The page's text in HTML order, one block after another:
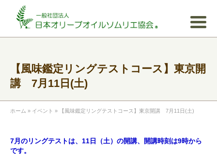
【風味鑑定リングテストコース】東京開
講 7月11日(土)
ホーム » イベント » 【風味鑑定リングテストコース】東京開講 7月11日(土)
7月のリングテストは、11日（土）の開講、開講時刻は9時から
です。